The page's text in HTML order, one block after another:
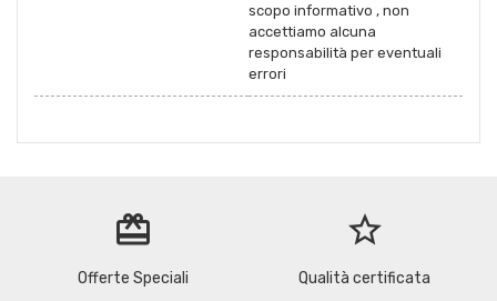
scopo informativo , non
accettiamo alcuna
responsabilità per eventuali
errori
redeem
Offerte Speciali
star_border
Qualità certificata